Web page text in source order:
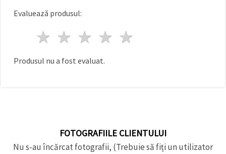
"Salvați"
Аcceptati
Evaluează produsul:
4 stele
3 stele
2 stele
1 stea
Produsul nu a fost evaluat.
FOTOGRAFIILE CLIENTULUI
Nu s-au încărcat fotografii, (Trebuie să fiți un utilizator